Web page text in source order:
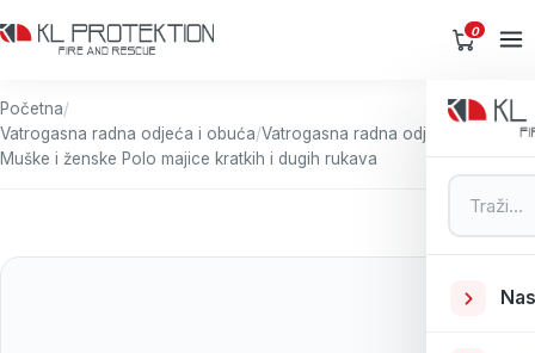
0
Pretraga
Početna/
Vatrogasna radna odjeća i obuća/Vatrogasna radna odjeća
Muške i ženske Polo majice kratkih i dugih rukava